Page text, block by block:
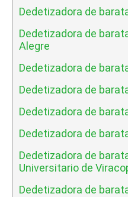
Dedetizadora de
Dedetizadora de
Alegre
Dedetizadora de
Dedetizadora de
Dedetizadora de
Dedetizadora de
Dedetizadora de
Universitario de
Dedetizadora de